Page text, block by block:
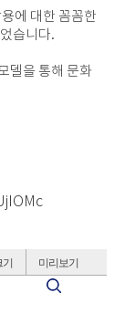
에 대한 꼼꼼한
습니다.
델을 통해 문화